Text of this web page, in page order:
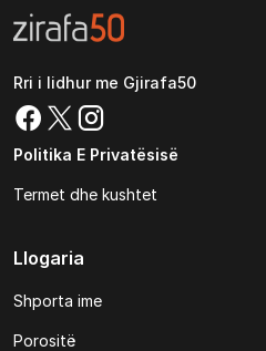
Rri i lidhur me Gjirafa50
Politika E Privatësisë
Termet dhe kushtet
Llogaria
Shporta ime
Porositë